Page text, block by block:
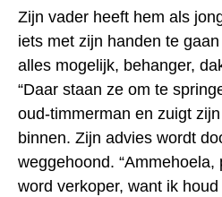
Zijn vader heeft hem als
iets met zijn handen te
alles mogelijk, behanger,
“Daar staan ze om te
oud-timmerman en zuigt
binnen. Zijn advies wordt
weggehoond.
word verkoper, want ik